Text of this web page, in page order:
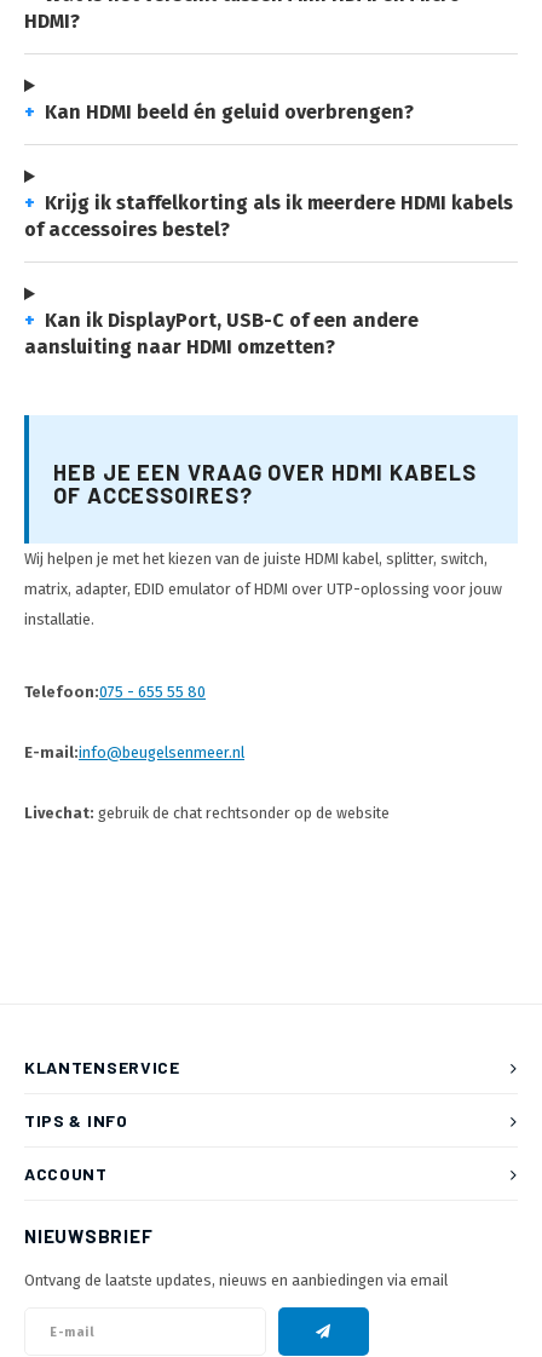
HDMI?
+ Kan HDMI beeld én geluid overbrengen?
+ Krijg ik staffelkorting als ik meerdere HDMI kabels
of accessoires bestel?
+ Kan ik DisplayPort, USB-C of een andere
aansluiting naar HDMI omzetten?
HEB JE EEN VRAAG OVER HDMI KABELS
OF ACCESSOIRES?
Wij helpen je met het kiezen van de juiste HDMI kabel, splitter, switch,
matrix, adapter, EDID emulator of HDMI over UTP-oplossing voor jouw
installatie.
Telefoon:075 - 655 55 80
E-mail:info@beugelsenmeer.nl
Livechat: gebruik de chat rechtsonder op de website
KLANTENSERVICE
TIPS & INFO
ACCOUNT
NIEUWSBRIEF
Ontvang de laatste updates, nieuws en aanbiedingen via email